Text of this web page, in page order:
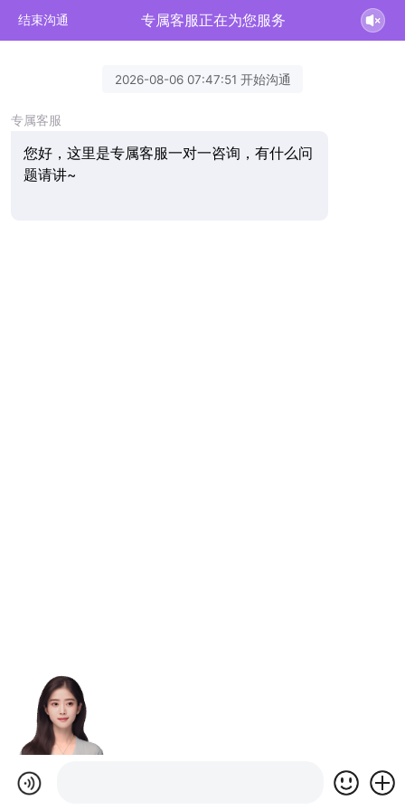
结束沟通 专属客服正在为您服务
2026-08-06 07:47:51 开始沟通
专属客服
您好，这里是专属客服一对一咨询，有什么问
题请讲~